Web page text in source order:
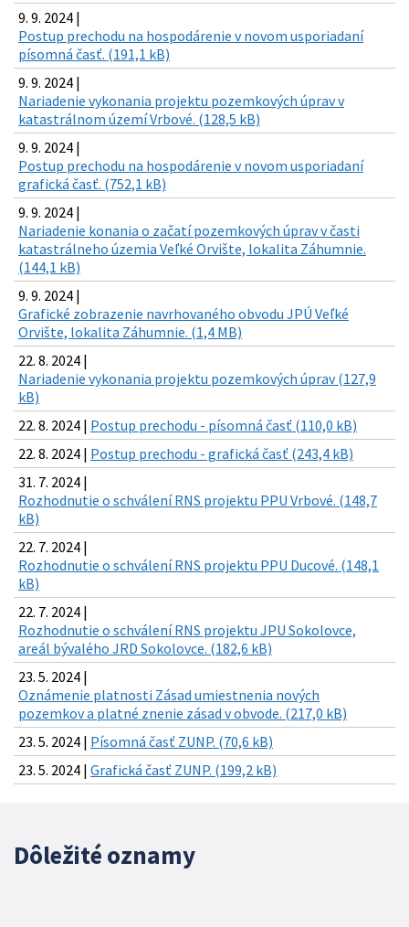
9. 9. 2024 |
Postup prechodu na hospodárenie v novom usporiadaní
písomná časť. (191,1 kB)
9. 9. 2024 |
Nariadenie vykonania projektu pozemkových úprav v
katastrálnom území Vrbové. (128,5 kB)
9. 9. 2024 |
Postup prechodu na hospodárenie v novom usporiadaní
grafická časť. (752,1 kB)
9. 9. 2024 |
Nariadenie konania o začatí pozemkových úprav v časti
katastrálneho územia Veľké Orvište, lokalita Záhumnie.
(144,1 kB)
9. 9. 2024 |
Grafické zobrazenie navrhovaného obvodu JPÚ Veľké
Orvište, lokalita Záhumnie. (1,4 MB)
22. 8. 2024 |
Nariadenie vykonania projektu pozemkových úprav (127,9
kB)
22. 8. 2024 | Postup prechodu - písomná časť (110,0 kB)
22. 8. 2024 | Postup prechodu - grafická časť (243,4 kB)
31. 7. 2024 |
Rozhodnutie o schválení RNS projektu PPU Vrbové. (148,7
kB)
22. 7. 2024 |
Rozhodnutie o schválení RNS projektu PPU Ducové. (148,1
kB)
22. 7. 2024 |
Rozhodnutie o schválení RNS projektu JPU Sokolovce,
areál bývalého JRD Sokolovce. (182,6 kB)
23. 5. 2024 |
Oznámenie platnosti Zásad umiestnenia nových
pozemkov a platné znenie zásad v obvode. (217,0 kB)
23. 5. 2024 | Písomná časť ZUNP. (70,6 kB)
23. 5. 2024 | Grafická časť ZUNP. (199,2 kB)
Dôležité oznamy